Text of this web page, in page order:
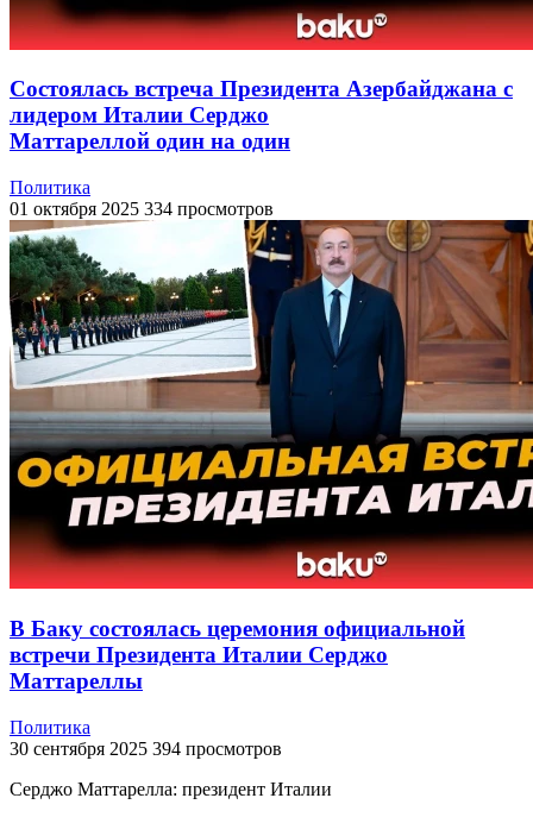
Состоялась встреча Президента Азербайджана с
лидером Италии Серджо
Маттареллой один на один
Политика
01 октября 2025 334 просмотров
В Баку состоялась церемония официальной
встречи Президента Италии Серджо
Маттареллы
Политика
30 сентября 2025 394 просмотров
Серджо Маттарелла: президент Италии